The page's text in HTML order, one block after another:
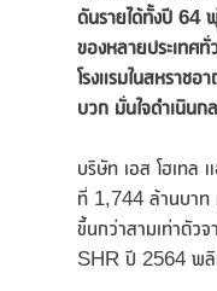
ดันรายได้ทั้งปี 64
ของหลายประเทศ
โรงแรมในสหราช
บวก มั่นใจดำเนินก
บริษัท เอส โฮเทล
ที่ 1,744 ล้านบาท
ขึ้นกว่าสามเท่าตัว
SHR ปี 2564 พลิ